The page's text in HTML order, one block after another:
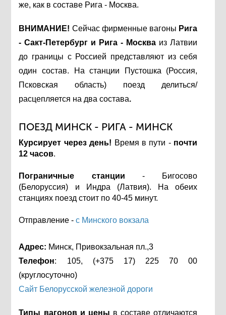
же, как в составе Рига - Москва.
ВНИМАНИЕ! Сейчас фирменные вагоны Рига
- Сакт-Петербург и Рига - Москва из Латвии
до границы с Россией представляют из себя
один состав. На станции Пустошка (Россия,
Псковская область) поезд делиться/
расцепляется на два состава.
ПОЕЗД МИНСК - РИГА - МИНСК
Курсирует через день! Время в пути - почти
12 часов.
Пограничные станции - Бигосово
(Белоруссия) и Индра (Латвия). На обеих
станциях поезд стоит по 40-45 минут.
Отправление -с Минского вокзала
Адрес: Минск, Привокзальная пл.,3
Телефон: 105, (+375 17) 225 70 00
(круглосуточно)
Сайт Белорусской железной дороги
Типы вагонов и цены в составе отличаются